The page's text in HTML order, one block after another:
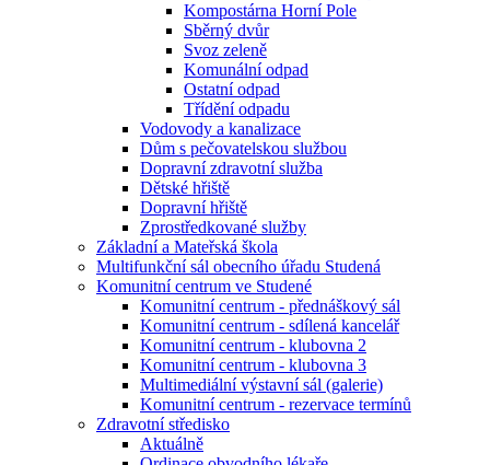
Kompostárna Horní Pole
Sběrný dvůr
Svoz zeleně
Komunální odpad
Ostatní odpad
Třídění odpadu
Vodovody a kanalizace
Dům s pečovatelskou službou
Dopravní zdravotní služba
Dětské hřiště
Dopravní hřiště
Zprostředkované služby
Základní a Mateřská škola
Multifunkční sál obecního úřadu Studená
Komunitní centrum ve Studené
Komunitní centrum - přednáškový sál
Komunitní centrum - sdílená kancelář
Komunitní centrum - klubovna 2
Komunitní centrum - klubovna 3
Multimediální výstavní sál (galerie)
Komunitní centrum - rezervace termínů
Zdravotní středisko
Aktuálně